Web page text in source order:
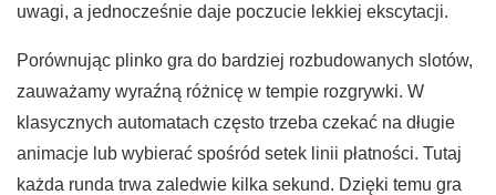
uwagi, a jednocześnie daje poczucie lekkiej ekscytacji.
Porównując plinko gra do bardziej rozbudowanych slotów,
zauważamy wyraźną różnicę w tempie rozgrywki. W
klasycznych automatach często trzeba czekać na długie
animacje lub wybierać spośród setek linii płatności. Tutaj
każda runda trwa zaledwie kilka sekund. Dzięki temu gra